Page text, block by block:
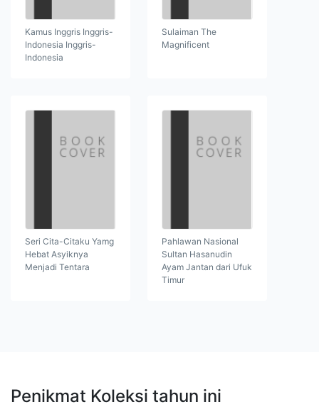
Kamus Inggris Inggris-
Indonesia Inggris-
Indonesia
Sulaiman The
Magnificent
Seri Cita-Citaku Yamg
Hebat Asyiknya
Menjadi Tentara
Pahlawan Nasional
Sultan Hasanudin
Ayam Jantan dari Ufuk
Timur
Penikmat Koleksi tahun ini